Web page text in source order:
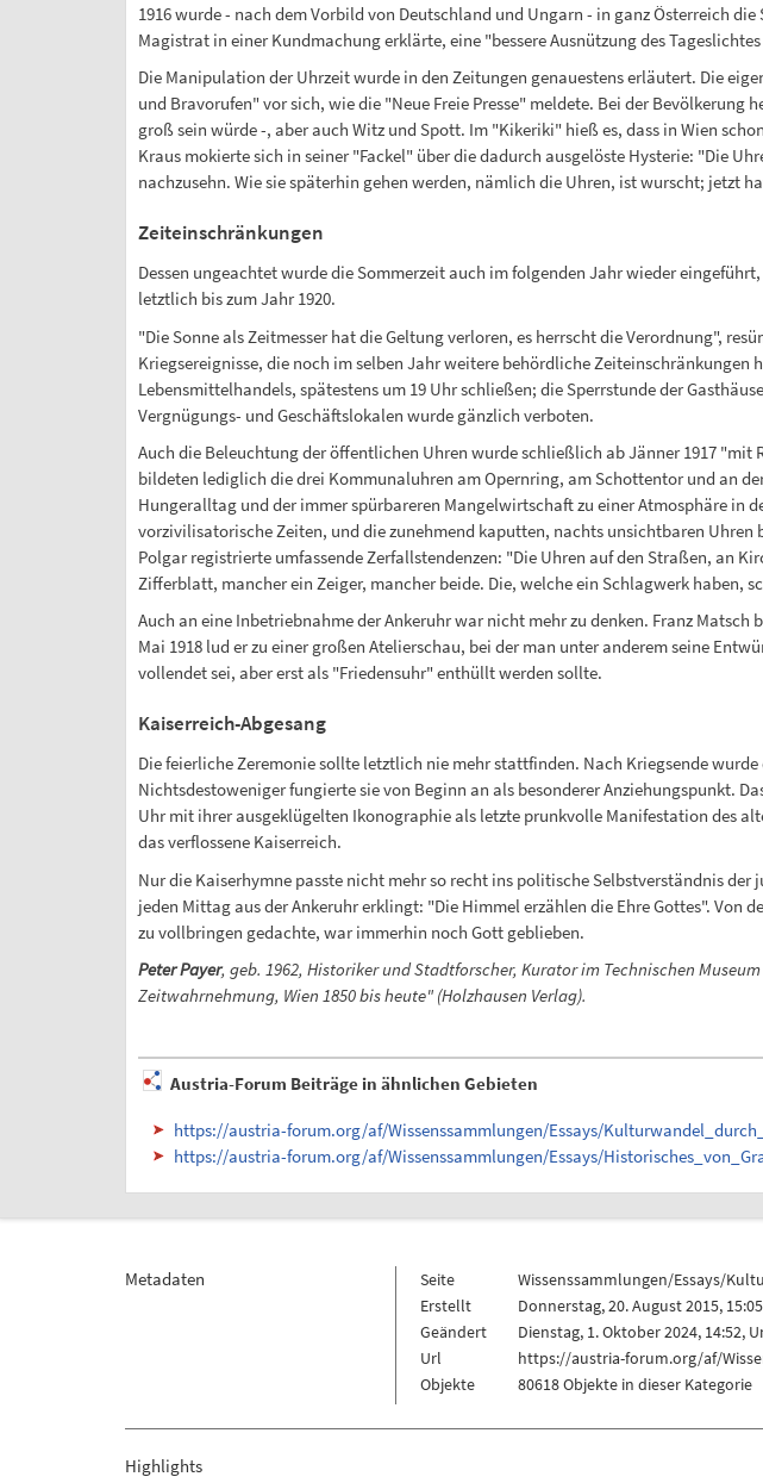
1916 wurde - nach dem Vorbild von Deutschland und Ungarn - in ganz Österreich
Magistrat in einer Kundmachung erklärte, eine "bessere Ausnützung des
Die Manipulation der Uhrzeit wurde in den Zeitungen genauestens erläutert. Die
und Bravorufen" vor sich, wie die "Neue Freie Presse" meldete. Bei der
groß sein würde -, aber auch Witz und Spott. Im "Kikeriki" hieß es, dass in Wien
Kraus mokierte sich in seiner "Fackel" über die dadurch ausgelöste Hysterie: "Die
nachzusehn. Wie sie späterhin gehen werden, nämlich die Uhren, ist wurscht; jetzt
Zeiteinschränkungen
Dessen ungeachtet wurde die Sommerzeit auch im folgenden Jahr wieder
letztlich bis zum Jahr 1920.
"Die Sonne als Zeitmesser hat die Geltung verloren, es herrscht die Verordnung",
Kriegsereignisse, die noch im selben Jahr weitere behördliche
Lebensmittelhandels, spätestens um 19 Uhr schließen; die Sperrstunde der
Vergnügungs- und Geschäftslokalen wurde gänzlich verboten.
Auch die Beleuchtung der öffentlichen Uhren wurde schließlich ab Jänner 1917
bildeten lediglich die drei Kommunaluhren am Opernring, am Schottentor und an
Hungeralltag und der immer spürbareren Mangelwirtschaft zu einer Atmosphäre in
vorzivilisatorische Zeiten, und die zunehmend kaputten, nachts unsichtbaren
Polgar registrierte umfassende Zerfallstendenzen: "Die Uhren auf den Straßen, an
Zifferblatt, mancher ein Zeiger, mancher beide. Die, welche ein Schlagwerk haben,
Auch an eine Inbetriebnahme der Ankeruhr war nicht mehr zu denken. Franz
Mai 1918 lud er zu einer großen Atelierschau, bei der man unter anderem seine
vollendet sei, aber erst als "Friedensuhr" enthüllt werden sollte.
Kaiserreich-Abgesang
Die feierliche Zeremonie sollte letztlich nie mehr stattfinden. Nach Kriegsende
Nichtsdestoweniger fungierte sie von Beginn an als besonderer Anziehungspunkt.
Uhr mit ihrer ausgeklügelten Ikonographie als letzte prunkvolle Manifestation des
das verflossene Kaiserreich.
Nur die Kaiserhymne passte nicht mehr so recht ins politische Selbstverständnis
jeden Mittag aus der Ankeruhr erklingt: "Die Himmel erzählen die Ehre Gottes".
zu vollbringen gedachte, war immerhin noch Gott geblieben.
Peter Payer, geb. 1962, Historiker und Stadtforscher, Kurator im Technischen
Zeitwahrnehmung, Wien 1850 bis heute" (Holzhausen Verlag).
Austria-Forum Beiträge in ähnlichen Gebieten
https://austria-forum.org/af/Wissenssammlungen/Essays/
https://austria-forum.org/af/Wissenssammlungen/Essays/
Metadaten Seite
Wissenssammlungen/Essays/
Erstellt
Donnerstag, 20. August 2015,
Geändert
Dienstag, 1. Oktober 2024, 14:52,
Url
https://austria-forum.org/af/
Objekte
80618 Objekte in dieser Kategorie
Highlights